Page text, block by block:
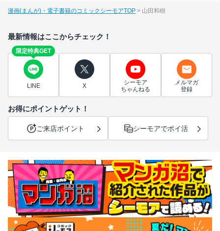
漫画(まんが)・電子書籍のコミックシーモアTOP 山田和樹
最新情報はここからチェック！
限定特典GET
LINE X
シーモア
ちゃんねる
メルマガ
登録
お得にポイントゲット！
ご来店ポイント シーモアでポイ活